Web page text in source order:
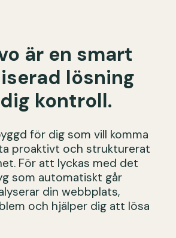
är en smart
lösning
kontroll.
för dig som vill komma
proaktivt och strukturerat
För att lyckas med det
som automatiskt går
din webbplats,
och hjälper dig att lösa